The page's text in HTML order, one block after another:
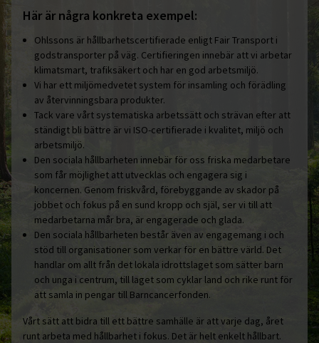
Här är några konkreta exempel:
Ohlssons är hållbarhetscertifierade enligt Fair Transport i
godstransporter på väg. Certifieringen innebär att vi arbetar
klimatsmart, trafiksäkert och har en god arbetsmiljö.
Vi har ett miljömedvetet system för insamling och förädling
av återvinningsbara produkter.
Tack vare vårt systematiska arbetssätt och strävan efter att
ständigt bli bättre är vi ISO-certifierade i kvalitet, miljö och
arbetsmiljö.
Den sociala hållbarheten innebär för oss friska medarbetare
som får möjlighet att utvecklas och engagera sig i
koncernen. Genom friskvård, förebyggande av skador på
jobbet och fokus på en sund kropp och själ, ser vi till att
medarbetarna mår bra, är engagerade och glada.
Den sociala hållbarheten består även av engagemang i och
stöd till organisationer som verkar för en bättre värld. Det
handlar om allt från det lokala idrottslaget som sätter barn
och unga i centrum, till laget som cyklar land och rike runt för
att samla in pengar till Barncancerfonden.
Vårt sätt att bidra till ett bättre samhälle är att varje dag, året
runt arbeta med hållbarhet i fokus. Det är helt enkelt hållbart.